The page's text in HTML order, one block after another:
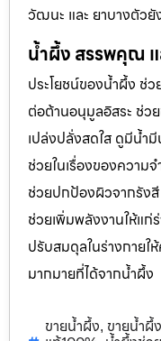
วัฒนะ และ ยาบางตัวยั
น้ำผึ้ง สรรพคุณ แ
ประโยชน์ของน้ำผึ้ง ช่
ต่อต้านอนุมูลอิสระ ช่ว
เปล่งปลั่งสดใส ดูมีน้ำ
ช่วยในเรื่องของความ
ช่วยปกป้องผิวจากรังสี
ช่วยเพิ่มพลังงานให้แก่
ปรับสมดุลในร่างกายใ
มากมายที่ได้จากน้ำผึ้ง
ขายน้ำผึ้ง, ขายน้ำผึ้